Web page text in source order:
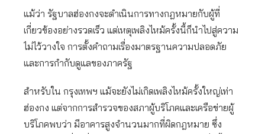
แม้ว่า รัฐบาลฮ่องกงจะดำเนินการทางกฎหมายกับผู้ที่
เกี่ยวข้องอย่างรวดเร็ว แต่เหตุเพลิงไหม้ครั้งนี้ก็นำไปสู่ความ
ไม่ไว้วางใจ การตั้งคำถามเรื่องมาตรฐานความปลอดภัย
และการกำกับดูแลของภาครัฐ
สำหรับใน กรุงเทพฯ แม้จะยังไม่เกิดเพลิงไหม้ครั้งใหญ่เท่า
ฮ่องกง แต่จากการสำรวจของสภาผู้บริโภคและเครือข่ายผู้
บริโภคพบว่า มีอาคารสูงจำนวนมากที่ผิดกฎหมาย ซึ่ง